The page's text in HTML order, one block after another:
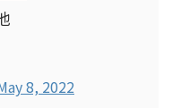
8, 2022